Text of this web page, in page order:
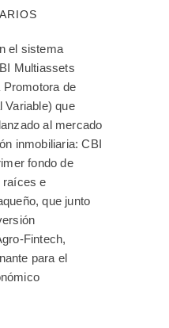
el sistema
Multiassets
Promotora de
Variable) que
al mercado
inmobiliaria: CBI
fondo de
raíces e
que junto
Fintech,
para el